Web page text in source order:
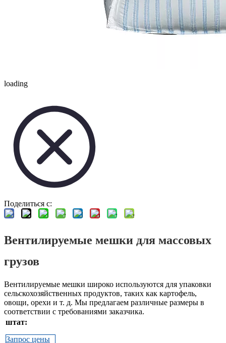
loading
Поделиться с:
Вентилируемые мешки для массовых
грузов
Вентилируемые мешки широко используются для упаковки
сельскохозяйственных продуктов, таких как картофель,
овощи, орехи и т. д. Мы предлагаем различные размеры в
соответствии с требованиями заказчика.
штат:
Запрос цены